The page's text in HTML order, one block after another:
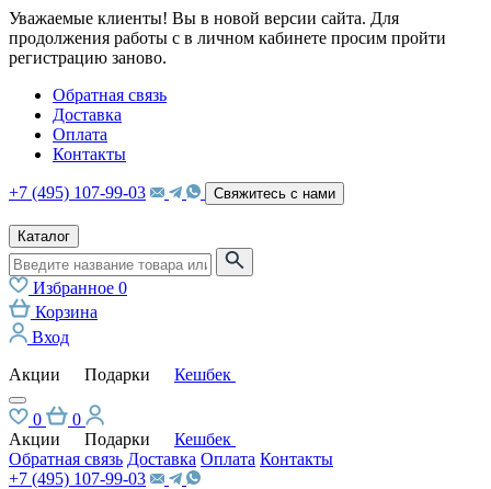
Уважаемые клиенты! Вы в новой версии сайта. Для
продолжения работы с в личном кабинете просим пройти
регистрацию заново.
Обратная связь
Доставка
Оплата
Контакты
+7 (495) 107-99-03 Свяжитесь с нами
Каталог
Избранное 0
Корзина
Вход
Акции
Подарки Кешбек
0
0
Акции
Подарки
Кешбек
Обратная связь Доставка Оплата Контакты
+7 (495) 107-99-03